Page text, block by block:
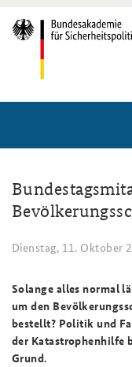
Aktuelles (menu
Auftrag und
Historischer Ort
Kompetenzzentrum
Team
Beirat
10 Jahre AKJS
Seminare und
Kernseminar für
Methodenseminar
Fachseminar
Fachseminar
Publikationen
#angeBAKSt:
Arbeitspapiere
Pressespiegel und
Ansprechpartner für
STUDIENPLATTFORM
Dienstag, 11. Oktober
Solange alles normal
um den
bestellt? Politik und
der Katastrophenhilfe
Grund.